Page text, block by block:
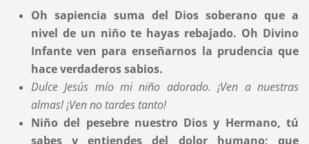
Oh sapiencia suma del Dios soberano que a
nivel de un niño te hayas rebajado. Oh Divino
Infante ven para enseñarnos la prudencia que
hace verdaderos sabios.
Dulce Jesús mío mi niño adorado. ¡Ven a nuestras
almas!¡Ven no tardes tanto!
Niño del pesebre nuestro Dios y Hermano, tú
sabes y entiendes del dolor humano; que